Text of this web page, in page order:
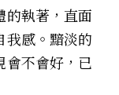
的執著，直面
我感。黯淡的
會不會好，已